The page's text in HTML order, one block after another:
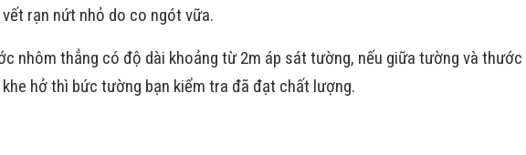
rạn nứt nhỏ do co ngót vữa.
nhôm thẳng có độ dài khoảng từ 2m áp sát tường, nếu giữa tường và thước
hở thì bức tường bạn kiểm tra đã đạt chất lượng.